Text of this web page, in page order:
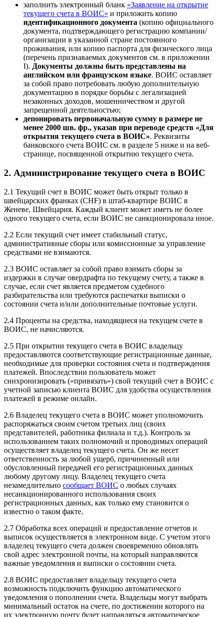
заполнить электронный бланк «Заявление на открытие
текущего счета в ВОИС» и приложить копию
идентификационного документа (копию официального
документа, подтверждающего регистрацию компании/
организации в указанной стране постоянного
проживания, или копию паспорта для физического лица
(перечень признаваемых документов см. в приложении
I). Документы должны быть представлены на
английском или французском языке. ВОИС оставляет
за собой право потребовать любую дополнительную
документацию в порядке борьбы с легализацией
незаконных доходов, мошенничеством и другой
запрещенной деятельностью;
депонировать первоначальную сумму в размере не
менее 2000 шв. фр., указав при переводе средств «Для
открытия текущего счета в ВОИС». Реквизиты
банковского счета ВОИС см. в разделе 5 ниже и на веб-
странице, посвященной открытию текущего счета.
2. Администрирование текущего счета в ВОИС
2.1 Текущий счет в ВОИС может быть открыт только в
швейцарских франках (CHF) в штаб-квартире ВОИС в
Женеве, Швейцария. Каждый клиент может иметь не более
одного текущего счета, если ВОИС не санкционировала иное.
2.2 Если текущий счет имеет стабильный статус,
административные сборы или комиссионные за управление
средствами не взимаются.
2.3 ВОИС оставляет за собой право взимать сборы за
издержки в случае овердрафта по текущему счету, а также в
случае, если счет является предметом судебного
разбирательства или требуются распечатки выписки о
состоянии счета и/или дополнительные почтовые услуги.
2.4 Проценты на средства, находящиеся на текущем счете в
ВОИС, не начисляются.
2.5 При открытии текущего счета в ВОИС владельцу
предоставляются соответствующие регистрационные данные,
необходимые для проверки состояния счета и подтверждения
платежей. Впоследствии пользователь может
синхронизировать («привязать») свой текущий счет в ВОИС с
учетной записью клиента ВОИС для удобства осуществления
платежей в режиме онлайн.
2.6 Владелец текущего счета в ВОИС может уполномочить
распоряжаться своим счетом третьих лиц (своих
представителей, работника филиала и т.д.). Контроль за
использованием таких полномочий и проводимых операций
осуществляет владелец текущего счета. Он же несет
ответственность за любой ущерб, причиненный или
обусловленный передачей его регистрационных данных
любому другому лицу. Владелец текущего счета
незамедлительно сообщает ВОИС о любых случаях
несанкционированного использования своих
регистрационных данных, как только ему становится о
известно о таком факте.
2.7 Обработка всех операций и предоставление отчетов и
выписок осуществляется в электронном виде. С учетом этого
владелец текущего счета должен своевременно обновлять
свой адрес электронной почты, на который направляются
важные уведомления и выписки о состоянии счета.
2.8 ВОИС предоставляет владельцу текущего счета
возможность подключить функцию автоматического
уведомления о пополнении счета. Владельцы могут выбрать
минимальный остаток на счете, по достижении которого на
их электронную почту будет направляться автоматическое